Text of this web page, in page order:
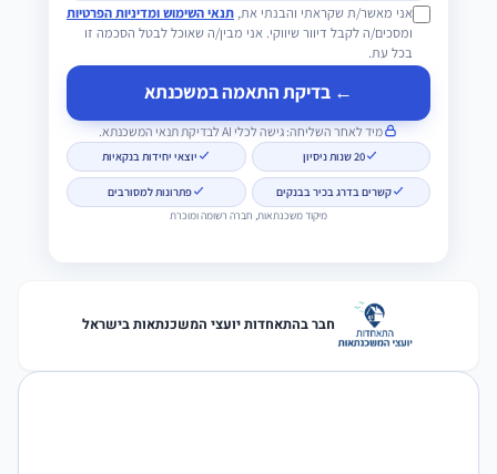
אני מאשר/ת שקראתי והבנתי את, תנאי השימוש ומדיניות הפרטיות
ומסכים/ה לקבל דיוור שיווקי. אני מבין/ה שאוכל לבטל הסכמה זו
בכל עת.
← בדיקת התאמה במשכנתא
מיד לאחר השליחה: גישה לכלי AI לבדיקת תנאי המשכנתא.
20 שנות ניסיון יוצאי יחידות בנקאיות
קשרים בדרג בכיר בבנקים פתרונות למסורבים
מיקוד משכנתאות, חברה רשומה ומוכרת
חבר בהתאחדות יועצי המשכנתאות בישראל